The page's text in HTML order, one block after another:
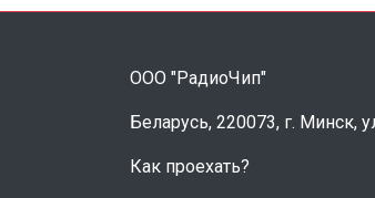
ООО "РадиоЧип"
Беларусь, 220073, г. Минск,
Как проехать?